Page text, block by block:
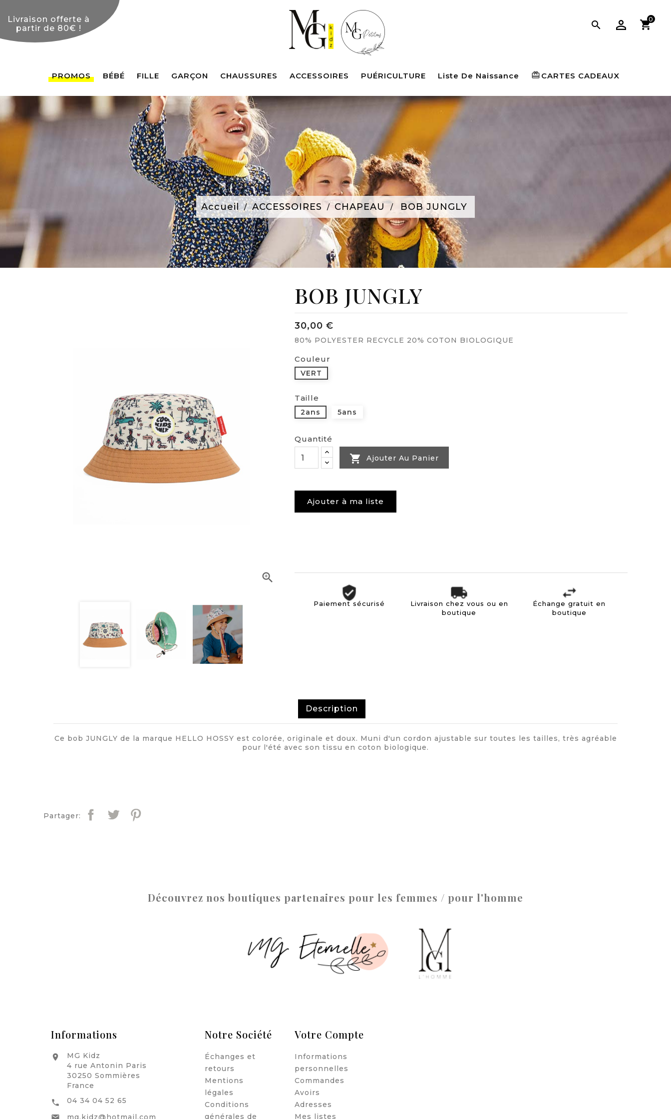
0

PROMOS BÉBÉ FILLE GARÇON CHAUSSURES ACCESSOIRES PUÉRICULTURE Liste De Naissance card_giftcard CARTES CADEAUX
Accueil ACCESSOIRES CHAPEAU BOB JUNGLY

BOB JUNGLY
30,00 €
80% POLYESTER RECYCLE 20% COTON BIOLOGIQUE
Couleur
VERT
Taille
2ans 5ans
Quantité
 Ajouter Au Panier
Ajouter à ma liste
Paiement sécurisé
Livraison chez vous ou en
boutique
Échange gratuit en
boutique
Description
Ce bob JUNGLY de la marque HELLO HOSSY est colorée, originale et doux. Muni d'un cordon ajustable sur toutes les tailles, très agréable
pour l'été avec son tissu en coton biologique.
Partager:
Découvrez nos boutiques partenaires pour les femmes / pour l'homme
Informations

MG Kidz
4 rue Antonin Paris
30250 Sommières
France

04 34 04 52 65
mg.kidz@hotmail.com
Notre Société
Échanges et
retours
Mentions
légales
Conditions
générales de
Votre Compte
Informations
personnelles
Commandes
Avoirs
Adresses
Mes listes